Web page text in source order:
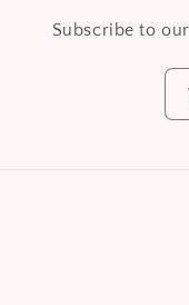
Subscribe to